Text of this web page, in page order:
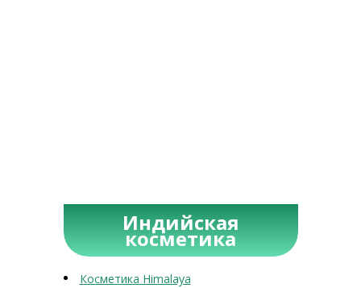
Индийская
косметика
Косметика Himalaya